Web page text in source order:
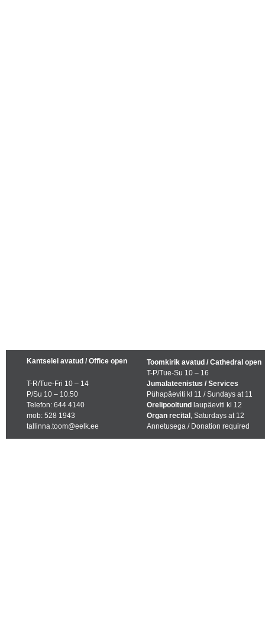
Kantselei avatud / Office open
T-R/Tue-Fri 10 – 14
P/Su 10 – 10.50
Telefon: 644 4140
mob: 528 1943
tallinna.toom@eelk.ee
Toomkirik avatud / Cathedral open
T-P/Tue-Su 10 – 16
Jumalateenistus / Services
Pühapäeviti kl 11 / Sundays at 11
Orelipooltund laupäeviti kl 12
Organ recital , Saturdays at 12
Annetusega / Donation required